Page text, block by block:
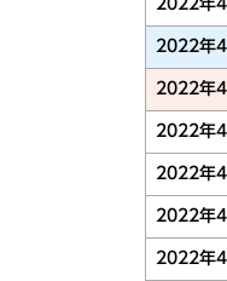
2022年
2022年
2022年
2022年
2022年
2022年
2022年